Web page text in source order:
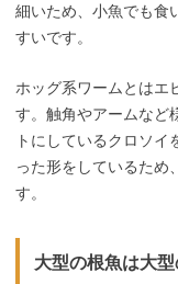
細いため、小魚でも食
すいです。
ホッグ系ワームとはエ
す。触角やアームなど
トにしているクロソ
った形をしているため
す。
大型の根魚は大